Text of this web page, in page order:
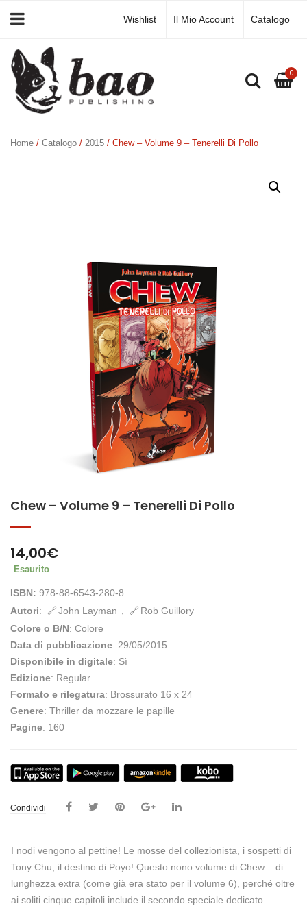
Wishlist Il Mio Account Catalogo
0
Home / Catalogo / 2015 / Chew – Volume 9 – Tenerelli Di Pollo
Chew – Volume 9 – Tenerelli Di Pollo
14,00€
Esaurito
ISBN: 978-88-6543-280-8
Autori: John Layman ,
Rob Guillory
Colore o B/N: Colore
Data di pubblicazione: 29/05/2015
Disponibile in digitale: Sì
Edizione: Regular
Formato e rilegatura: Brossurato 16 x 24
Genere: Thriller da mozzare le papille
Pagine: 160
Condividi
I nodi vengono al pettine! Le mosse del collezionista, i sospetti di
Tony Chu, il destino di Poyo! Questo nono volume di Chew – di
lunghezza extra (come già era stato per il volume 6), perché oltre
ai soliti cinque capitoli include il secondo speciale dedicato